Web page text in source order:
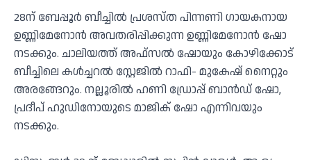
28ന് ബേപ്പൂർ ബീച്ചിൽ പ്രശസ്ത പിന്നണി ഗായകനായ
ഉണ്ണിമേനോൻ അവതരിപ്പിക്കുന്ന ഉണ്ണിമേനോൻ ഷോ
നടക്കും. ചാലിയത്ത് അഫ്സൽ ഷോയും കോഴിക്കോട്
ബീച്ചിലെ കൾച്ചറൽ സ്റ്റേജിൽ റാഫി- മുകേഷ് നൈറ്റും
അരങ്ങേറും. നല്ലൂരിൽ ഹണി ഡ്രോപ്പ് ബാൻഡ് ഷോ,
പ്രദീപ് ഹുഡിനോയുടെ മാജിക് ഷോ എന്നിവയും
നടക്കും.